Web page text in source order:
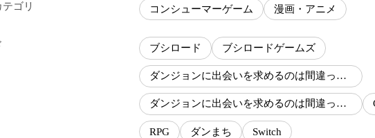
ゴリ コンシューマーゲーム 漫画・アニメ
ブシロード ブシロードゲームズ
ダンジョンに出会いを求めるのは間違っているだろうか
ダンジョンに出会いを求めるのは間違っているだろうか 水と光のフルランド
RPG ダンまち Switch